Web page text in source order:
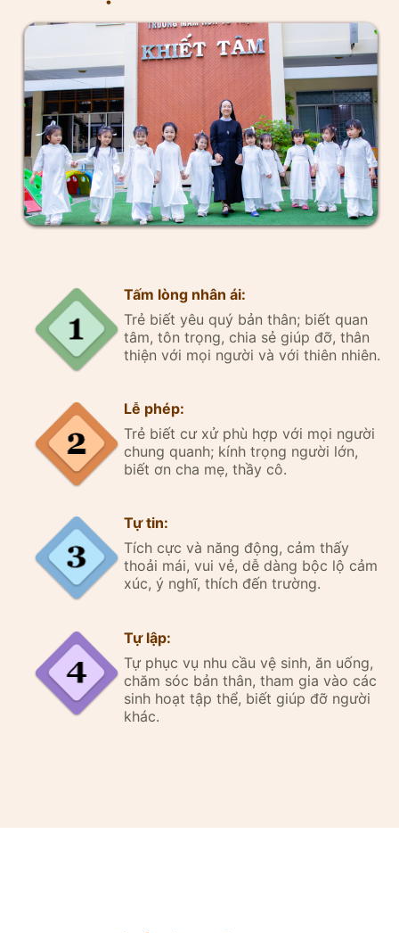
Tấm lòng nhân ái:
Trẻ biết yêu quý bản thân; biết quan
tâm, tôn trọng, chia sẻ giúp đỡ, thân
thiện với mọi người và với thiên nhiên.
Lễ phép:
Trẻ biết cư xử phù hợp với mọi người
chung quanh; kính trọng người lớn,
biết ơn cha mẹ, thầy cô.
Tự tin:
Tích cực và năng động, cảm thấy
thoải mái, vui vẻ, dễ dàng bộc lộ cảm
xúc, ý nghĩ, thích đến trường.
Tự lập:
Tự phục vụ nhu cầu vệ sinh, ăn uống,
chăm sóc bản thân, tham gia vào các
sinh hoạt tập thể, biết giúp đỡ người
khác.